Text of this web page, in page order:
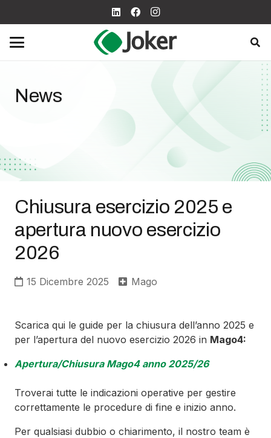
News
Chiusura esercizio 2025 e
apertura nuovo esercizio
2026
15 Dicembre 2025 Mago
Scarica qui le guide per la chiusura dell’anno 2025 e
per l’apertura del nuovo esercizio 2026 in Mago4:
Apertura/Chiusura Mago4 anno 2025/26
Troverai tutte le indicazioni operative per gestire
correttamente le procedure di fine e inizio anno.
Per qualsiasi dubbio o chiarimento, il nostro team è